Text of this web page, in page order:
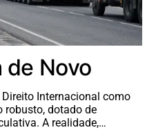
de Novo
Internacional como
robusto, dotado de
A realidade,…